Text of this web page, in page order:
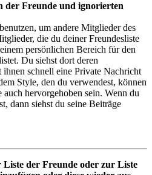
der Freunde und ignorierten
um andere Mitglieder des
die du deiner Freundesliste
persönlichen Bereich für den
Du siehst dort deren
ihnen schnell eine Private Nachricht
Style, den du verwendest, können
auch hervorgehoben sein. Wenn du
dann siehst du seine Beiträge
der Freunde oder zur Liste